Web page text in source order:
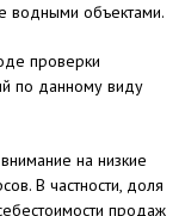
водными объектами.
проверки
по данному виду
на низкие
В частности, доля
продаж